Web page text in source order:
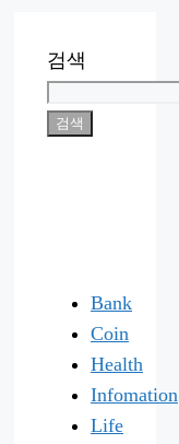
검색
검색
Bank
Coin
Health
Infomation
Life